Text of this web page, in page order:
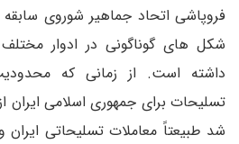
فروپاشی اتحاد جماهیر شوروی
شکل های گوناگونی در ادوار
داشته است. از زمانی که
تسلیحات برای جمهوری اسلامی ایران
شد طبیعتاً معاملات تسلیحاتی